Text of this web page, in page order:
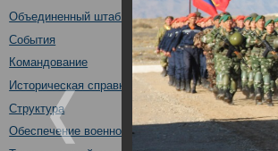
Объединенный штаб ОДКБ
События
Командование
Историческая справка
Структура
Обеспечение военной безопасности
«Рубеж-
04.10.2016